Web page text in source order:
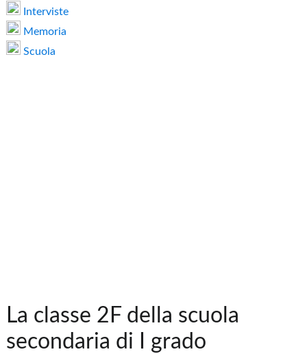
Interviste
Memoria
Scuola
La classe 2F della scuola
secondaria di I grado